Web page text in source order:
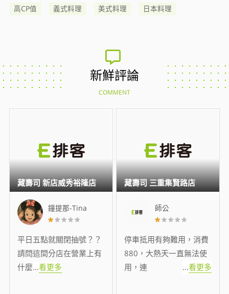
高CP值 義式料理 美式料理 日本料理
新鮮評論
COMMENT
鐘提那-Tina
平日五點就關閉抽號？？
請問這間分店在營業上有
什麼...看更多
藏壽司 新店威秀裕隆店
師公
停車抵用有夠難用，消費
880，大熱天一直無法使
用，連
...看更多
藏壽司 三重集賢路店